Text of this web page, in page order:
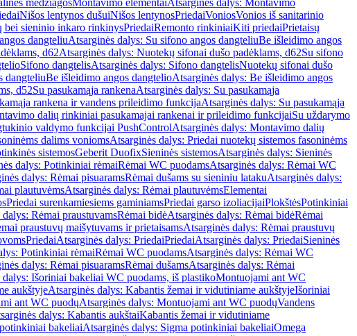
medžiagosMontavimo elementaiAtsarginės dalys: Montavimo
Nišos lentynos dušuiNišos lentynosPriedaiVoniosVonios iš sanitarinio
sieninio inkaro rinkinysPriedaiRemonto rinkiniaiKiti priedaiPrietaisų
dangteliuAtsarginės dalys: Su sifono angos dangteliuBe išleidimo angos
d62Atsarginės dalys: Nuotekų sifonai dušo padėklams, d62Su sifono
Sifono dangtelisAtsarginės dalys: Sifono dangtelisNuotekų sifonai dušo
dangteliuBe išleidimo angos dangtelioAtsarginės dalys: Be išleidimo angos
d52Su pasukamąja rankenaAtsarginės dalys: Su pasukamąja
rankena ir vandens prileidimo funkcijaAtsarginės dalys: Su pasukamąja
dalių rinkiniai pasukamajai rankenai ir prileidimo funkcijaiSu uždarymo
valdymo funkcijai PushControlAtsarginės dalys: Montavimo dalių
dalims voniomsAtsarginės dalys: Priedai nuotekų sistemos fasoninėms
sistemosGeberit DuofixSieninės sistemosAtsarginės dalys: Sieninės
dalys: Potinkiniai rėmaiRėmai WC puodamsAtsarginės dalys: Rėmai WC
dalys: Rėmai pisuaramsRėmai dušams su sieniniu latakuAtsarginės dalys:
plautuvėmsAtsarginės dalys: Rėmai plautuvėmsElementai
Priedai surenkamiesiems gaminiamsPriedai garso izoliacijaiPlokštėsPotinkiniai
Rėmai praustuvamsRėmai bidėAtsarginės dalys: Rėmai bidėRėmai
praustuvų maišytuvams ir prietaisamsAtsarginės dalys: Rėmai praustuvų
PriedaiAtsarginės dalys: PriedaiPriedaiAtsarginės dalys: PriedaiSieninės
Potinkiniai rėmaiRėmai WC puodamsAtsarginės dalys: Rėmai WC
dalys: Rėmai pisuaramsRėmai dušamsAtsarginės dalys: Rėmai
dalys: Išoriniai bakeliai WC puodams, iš plastikoMontuojami ant WC
aukštyjeAtsarginės dalys: Kabantis žemai ir vidutiniame aukštyjeIšoriniai
ant WC puodųAtsarginės dalys: Montuojami ant WC puodųVandens
dalys: Kabantis aukštaiKabantis žemai ir vidutiniame
bakeliaiAtsarginės dalys: Sigma potinkiniai bakeliaiOmega